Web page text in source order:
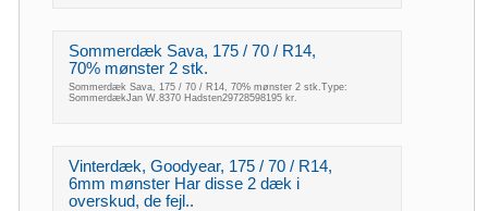
Sommerdæk Sava, 175 / 70 / R14,
70% mønster 2 stk.
Sommerdæk Sava, 175 / 70 / R14, 70% mønster 2 stk.Type:
SommerdækJan W.8370 Hadsten29728598195 kr.
Vinterdæk, Goodyear, 175 / 70 / R14,
6mm mønster Har disse 2 dæk i
overskud, de fejl..